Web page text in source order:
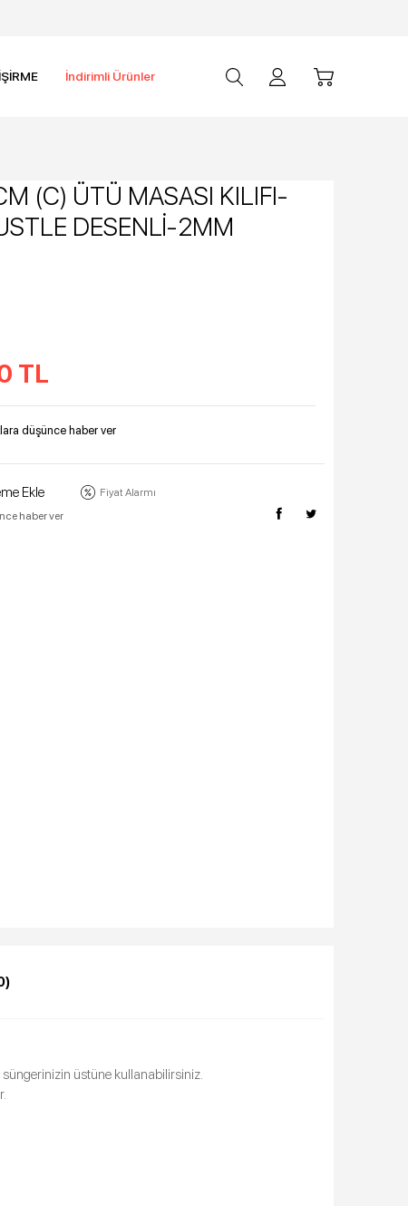
İndirimli Ürünler
(C) ÜTÜ MASASI KILIFI-
DESENLİ-2MM
TL
düşünce haber ver
Ekle
Fiyat Alarmı
haber ver
üstüne kullanabilirsiniz.